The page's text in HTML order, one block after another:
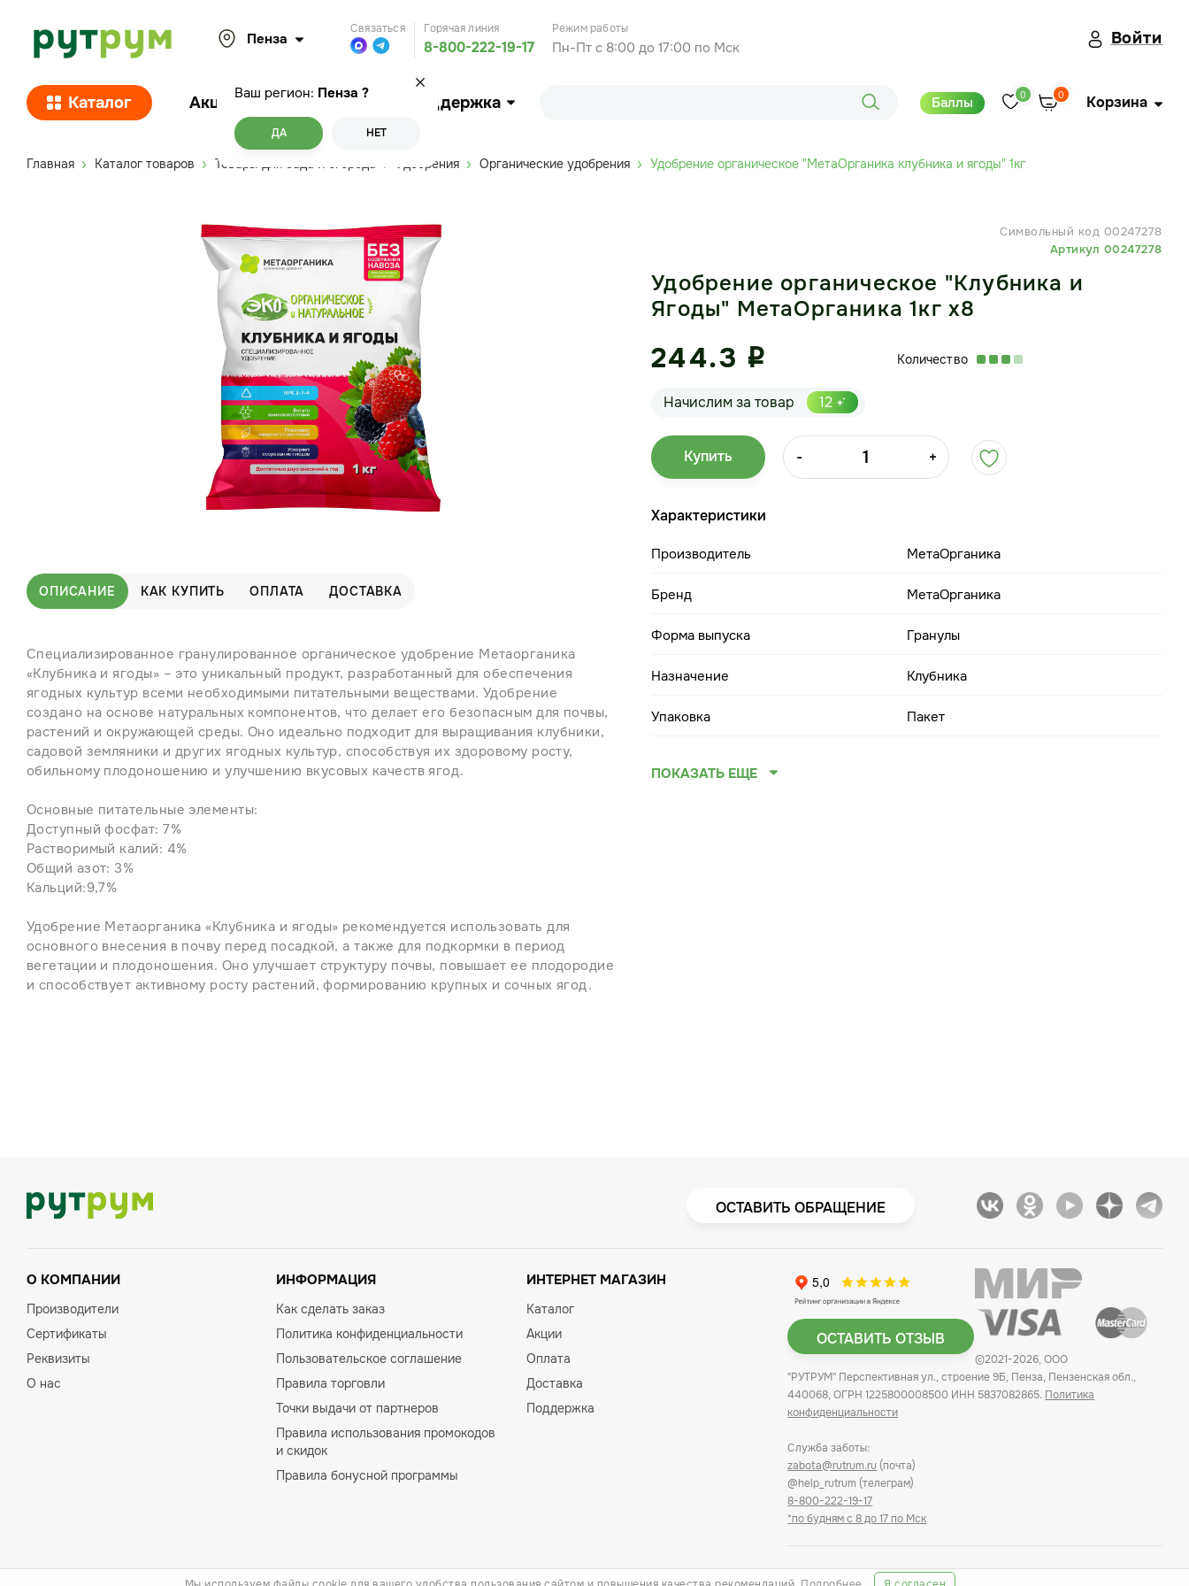
Пенза
Ваш регион: Пенза ?
ДА НЕТ
Связаться Горячая линия
8-800-222-19-17
Режим работы
Пн-Пт с 8:00 до 17:00 по Мск
Войти
Каталог Акции Покупателям Поддержка Баллы 0 0 Корзина
Главная Каталог товаров Товары для сада и огорода Удобрения Органические удобрения Удобрение органическое "МетаОрганика клубника и ягоды" 1кг
ОПИСАНИЕ КАК КУПИТЬ ОПЛАТА ДОСТАВКА
Специализированное гранулированное органическое удобрение Метаорганика
«Клубника и ягоды» – это уникальный продукт, разработанный для обеспечения
ягодных культур всеми необходимыми питательными веществами. Удобрение
создано на основе натуральных компонентов, что делает его безопасным для почвы,
растений и окружающей среды. Оно идеально подходит для выращивания клубники,
садовой земляники и других ягодных культур, способствуя их здоровому росту,
обильному плодоношению и улучшению вкусовых качеств ягод.
Основные питательные элементы:
Доступный фосфат: 7%
Растворимый калий: 4%
Общий азот: 3%
Кальций:9,7%
Удобрение Метаорганика «Клубника и ягоды» рекомендуется использовать для
основного внесения в почву перед посадкой, а также для подкормки в период
вегетации и плодоношения. Оно улучшает структуру почвы, повышает ее плодородие
и способствует активному росту растений, формированию крупных и сочных ягод.
Символьный код 00247278
Артикул 00247278
Удобрение органическое "Клубника и
Ягоды" МетаОрганика 1кг х8
244.3 i Количество
Начислим за товар 12
Купить - +
Характеристики
Производитель МетаОрганика
Бренд МетаОрганика
Форма выпуска Гранулы
Назначение Клубника
Упаковка Пакет
ПОКАЗАТЬ ЕЩЕ
ОСТАВИТЬ ОБРАЩЕНИЕ
О КОМПАНИИ
Производители
Сертификаты
Реквизиты
О нас
ИНФОРМАЦИЯ
Как сделать заказ
Политика конфиденциальности
Пользовательское соглашение
Правила торговли
Точки выдачи от партнеров
Правила использования промокодов
и скидок
Правила бонусной программы
ИНТЕРНЕТ МАГАЗИН
Каталог
Акции
Оплата
Доставка
Поддержка
ОСТАВИТЬ ОТЗЫВ
©2021-2026, ООО
"РУТРУМ" Перспективная ул., строение 9Б, Пенза, Пензенская обл.,
440068, ОГРН 1225800008500 ИНН 5837082865. Политика
конфиденциальности
Служба заботы:
zabota@rutrum.ru (почта)
@help_rutrum (телеграм)
8-800-222-19-17
*по будням с 8 до 17 по Мск